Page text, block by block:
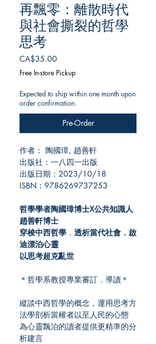
再飄零：離散時代
與社會撕裂的哲學
思考
CA$35.00Price
Free In-store Pickup
Expected to ship within one month upon
order confirmation.
Pre-Order
作者： 陶國璋, 趙善軒
出版社：一八四一出版
出版日期：2023/10/18
ISBN：9786269737253
哲學學者陶國璋博士X公共知識人
趙善軒博士
穿梭中西哲學 ． 透析當代社會．啟
迪漂泊心靈
以思考超克亂世
＊哲學系教授專業審訂．導讀＊
縱談中西哲學的概念，運用思考方
法學剖析當權者以至人民的心態
為心靈飄泊的讀者提供更精準的分
析建言